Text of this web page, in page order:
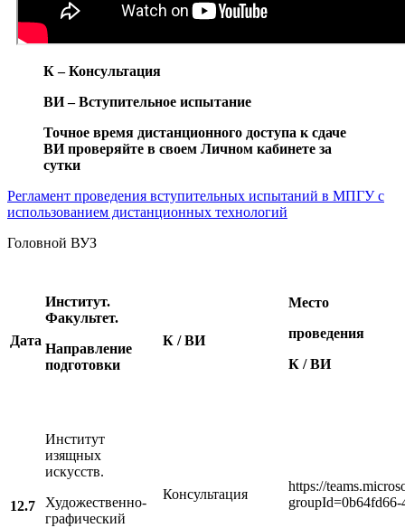
К – Консультация
ВИ – Вступительное испытание
Точное время дистанционного доступа к сдаче
ВИ проверяйте в своем Личном кабинете за
сутки
Регламент проведения вступительных испытаний в МПГУ с
использованием дистанционных технологий
Головной ВУЗ
Дата
Институт.
Факультет.
Направление
подготовки
К / ВИ
Место
проведения
К / ВИ
12.7
Институт
изящных
искусств.
Художественно-
графический
Консультация
https://
groupId=0b64fd66-